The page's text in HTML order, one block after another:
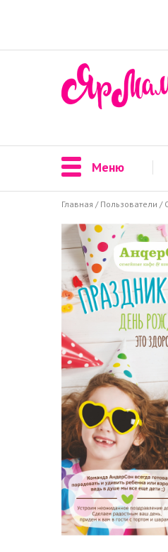
Меню
Главная / Пользователи /